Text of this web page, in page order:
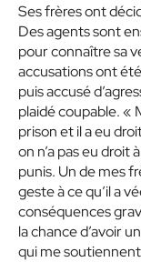
Ses frères ont
Des agents sont
pour connaître sa
accusations ont
puis accusé
plaidé coupable. «
prison et il a eu
on n’a pas eu droit
punis. Un de mes
geste à ce qu’il a
conséquences
la chance d’avoir
qui me